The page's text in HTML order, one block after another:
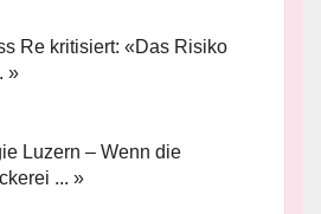
Re kritisiert: «Das Risiko
»
Luzern – Wenn die
... »